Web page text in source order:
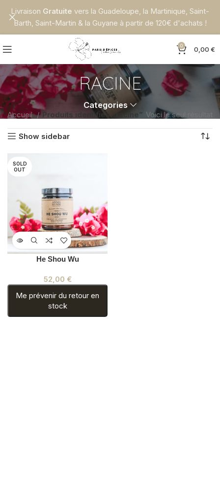
0 0,00 €
RACINE
Categories
Accueil Produits identifiés “racine” Voici le seul résultat
Show sidebar
SOLD
OUT
He Shou Wu
52,00 €
Me prévenir du retour en
stock
Livraison Gratuite vers la Guadeloupe, la Martinique, Saint-
Barth, Saint-Martin & la Guyane à partir de 120€ d'achats !